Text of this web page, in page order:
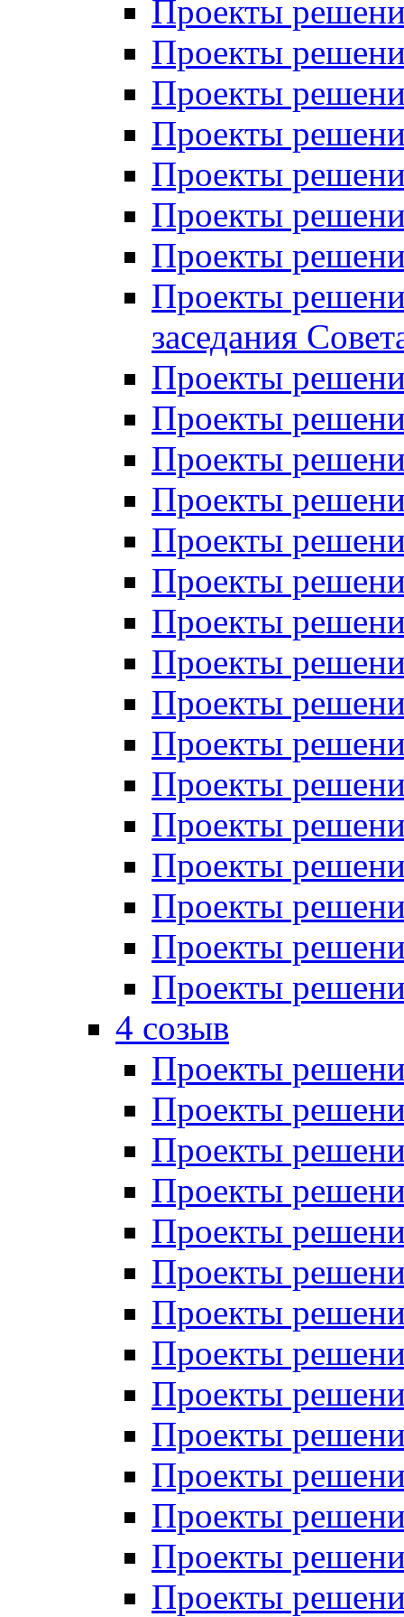
Проекты
Проекты
Проекты
Проекты
Проекты
Проекты
Проекты
Проекты
заседания
Проекты
Проекты
Проекты
Проекты
Проекты
Проекты
Проекты
Проекты
Проекты
Проекты
Проекты
Проекты
Проекты
Проекты
Проекты
Проекты
4 созыв
Проекты
Проекты
Проекты
Проекты
Проекты
Проекты
Проекты
Проекты
Проекты
Проекты
Проекты
Проекты
Проекты
Проекты